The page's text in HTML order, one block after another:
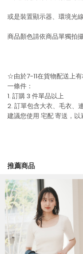
或是裝置顯示器、環境光
商品顏色請依商品單獨拍
☆由於7-11在貨物配送上
一條件：
1. 訂購 3 件單品以上
2. 訂單包含大衣、毛衣、
建議您使用 宅配寄送，以
推薦商品